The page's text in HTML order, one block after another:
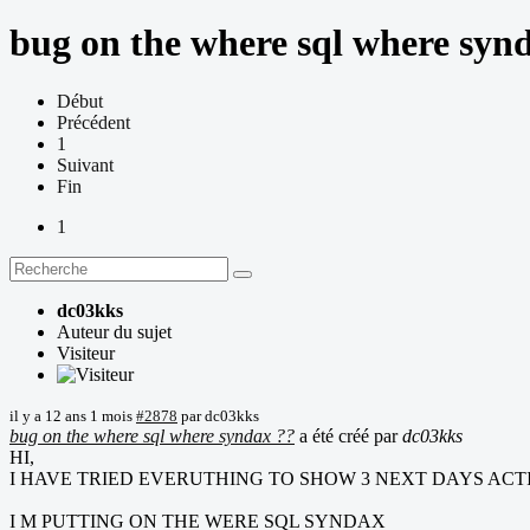
bug on the where sql where
Début
Précédent
1
Suivant
Fin
1
dc03kks
Auteur du sujet
Visiteur
il y a 12 ans 1 mois #2878 pardc03kks
bug on the where sql where syndax ?? a été créé pardc03kks
HI,
I HAVE TRIED EVERUTHING TO SHOW 3 NEXT DAYS
I M PUTTING ON THE WERE SQL SYNDAX